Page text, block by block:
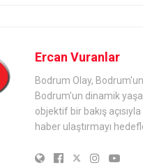
Ercan Vuranlar
Bodrum Olay,
Bodrum'un dinamik
objektif bir bakış
haber ulaştırmayı